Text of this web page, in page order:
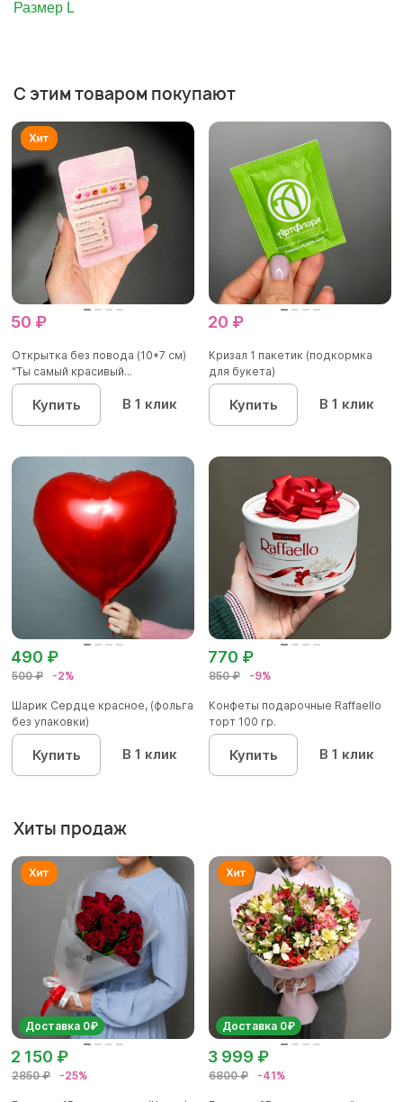
Размер L
С этим товаром покупают
50 ₽
Открытка без повода (10*7 см)
"Ты самый красивый...
Купить В 1 клик
20 ₽
Кризал 1 пакетик (подкормка
для букета)
Купить В 1 клик
500 ₽ -2%
490 ₽
Шарик Сердце красное, (фольга
без упаковки)
Купить В 1 клик
850 ₽ -9%
770 ₽
Конфеты подарочные Raffaello
торт 100 гр.
Купить В 1 клик
Хиты продаж
Доставка 0₽
2850 ₽ -25%
2 150 ₽
Доставка 0₽
6800 ₽ -41%
3 999 ₽